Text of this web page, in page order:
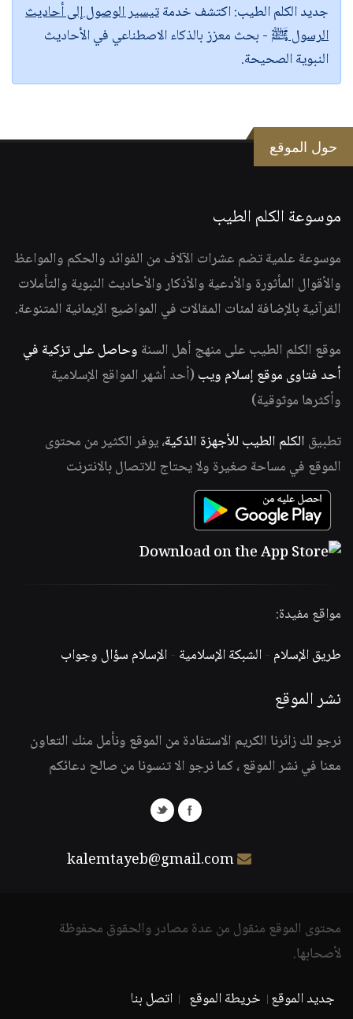
جديد الكلم الطيب:اكتشف خدمةتيسير الوصول إلى أحاديث
الرسول ﷺ - بحث معزز بالذكاء الاصطناعي في الأحاديث
النبوية الصحيحة.
حول الموقع
موسوعة الكلم الطيب
موسوعة علمية تضم عشرات الآلاف من الفوائد والحكم والمواعظ
والأقوال المأثورة والأدعية والأذكار والأحاديث النبوية والتأملات
القرآنية بالإضافة لمئات المقالات في المواضيع الإيمانية المتنوعة.
موقع الكلم الطيب على منهج أهل السنة وحاصل على تزكية في
أحد فتاوى موقع إسلام ويب (أحد أشهر المواقع الإسلامية
وأكثرها موثوقية)
تطبيق الكلم الطيب للأجهزة الذكية، يوفر الكثير من محتوى
الموقع في مساحة صغيرة ولا يحتاج للاتصال بالانترنت
مواقع مفيدة:
طريق الإسلام -الشبكة الإسلامية -الإسلام سؤال وجواب
نشر الموقع
نرجو لك زائرنا الكريم الاستفادة من الموقع ونأمل منك التعاون
معنا في نشر الموقع ، كما نرجو الا تنسونا من صالح دعائكم
kalemtayeb@gmail.com
محتوى الموقع منقول من عدة مصادر والحقوق محفوظة
لأصحابها.
جديد الموقع خريطة الموقع اتصل بنا